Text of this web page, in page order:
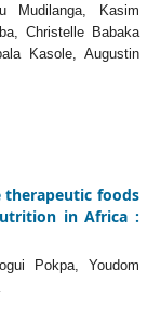
Mudilanga, Kasim
Christelle Babaka
Kasole, Augustin
therapeutic foods
in Africa :
Pokpa, Youdom